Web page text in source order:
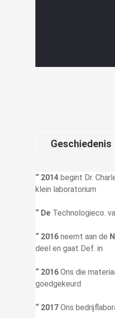
Geschiedenis
“ 2014 begint Dr.
klein laboratorium
“ De Technologieco.
“ 2016 neemt aan de
deel en gaat Def. in
“ 2016 Ons die
goedgekeurd
“ 2017 Ons